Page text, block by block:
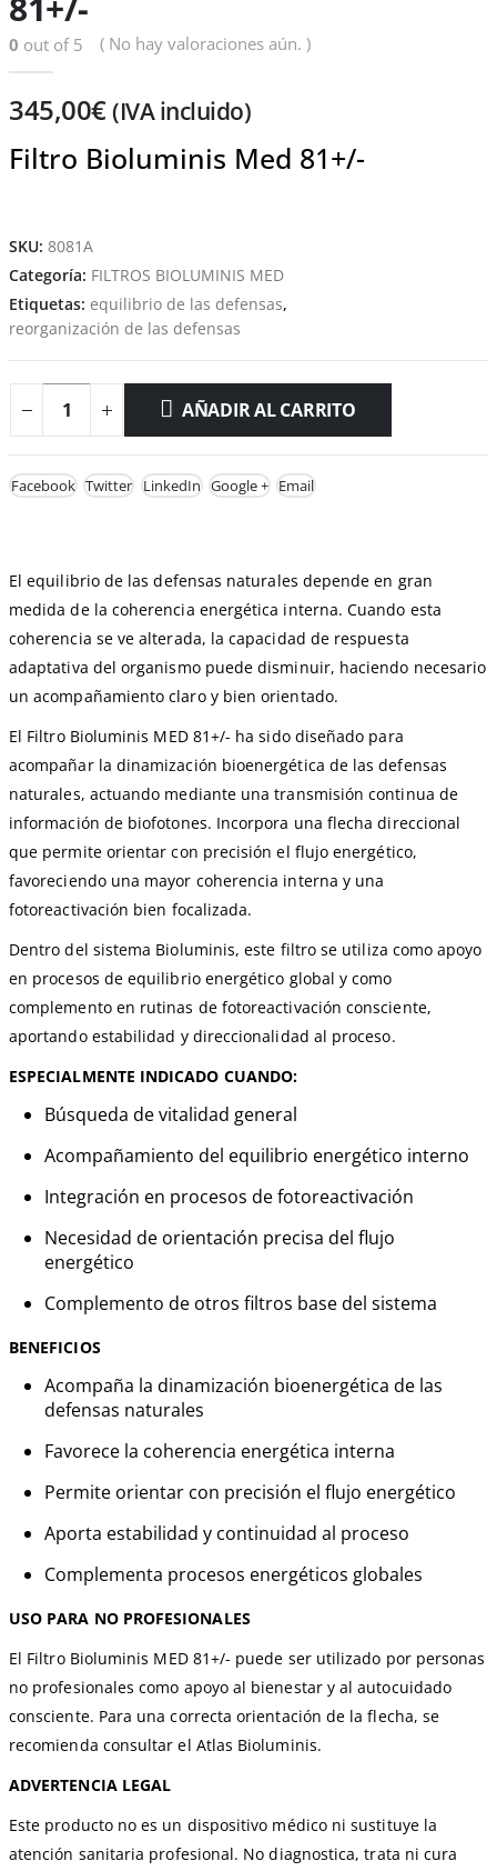
0 out of 5 ( No hay valoraciones aún. )
345,00€(IVA incluido)
Filtro Bioluminis Med 81+/-
SKU: 8081A
Categoría: FILTROS BIOLUMINIS MED
Etiquetas: equilibrio de las defensas,
reorganización de las defensas
AÑADIR AL CARRITO
Facebook Twitter LinkedIn Google + Email
El equilibrio de las defensas naturales depende en gran
medida de la coherencia energética interna. Cuando esta
coherencia se ve alterada, la capacidad de respuesta
adaptativa del organismo puede disminuir, haciendo necesario
un acompañamiento claro y bien orientado.
El Filtro Bioluminis MED 81+/- ha sido diseñado para
acompañar la dinamización bioenergética de las defensas
naturales, actuando mediante una transmisión continua de
información de biofotones. Incorpora una flecha direccional
que permite orientar con precisión el flujo energético,
favoreciendo una mayor coherencia interna y una
fotoreactivación bien focalizada.
Dentro del sistema Bioluminis, este filtro se utiliza como apoyo
en procesos de equilibrio energético global y como
complemento en rutinas de fotoreactivación consciente,
aportando estabilidad y direccionalidad al proceso.
ESPECIALMENTE INDICADO CUANDO:
Búsqueda de vitalidad general
Acompañamiento del equilibrio energético interno
Integración en procesos de fotoreactivación
Necesidad de orientación precisa del flujo
energético
Complemento de otros filtros base del sistema
BENEFICIOS
Acompaña la dinamización bioenergética de las
defensas naturales
Favorece la coherencia energética interna
Permite orientar con precisión el flujo energético
Aporta estabilidad y continuidad al proceso
Complementa procesos energéticos globales
USO PARA NO PROFESIONALES
El Filtro Bioluminis MED 81+/- puede ser utilizado por personas
no profesionales como apoyo al bienestar y al autocuidado
consciente. Para una correcta orientación de la flecha, se
recomienda consultar el Atlas Bioluminis.
ADVERTENCIA LEGAL
Este producto no es un dispositivo médico ni sustituye la
atención sanitaria profesional. No diagnostica, trata ni cura